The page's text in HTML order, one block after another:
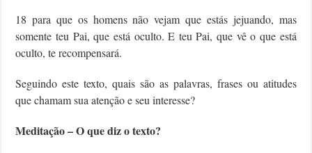
18 para que os homens não vejam que estás jejuando, mas
somente teu Pai, que está oculto. E teu Pai, que vê o que está
oculto, te recompensará.
Seguindo este texto, quais são as palavras, frases ou atitudes
que chamam sua atenção e seu interesse?
Meditação – O que diz o texto?